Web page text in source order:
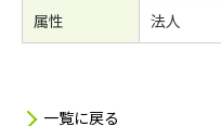
属性
法人
一覧に戻る